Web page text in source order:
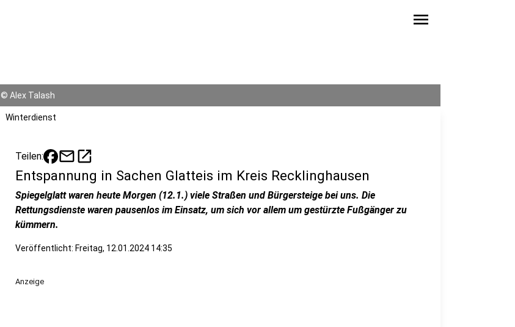
menu
© Alex Talash
Winterdienst
Teilen: mailopen_in_new
Entspannung in Sachen Glatteis im Kreis Recklinghausen
Spiegelglatt waren heute Morgen (12.1.) viele Straßen und Bürgersteige bei uns. Die
Rettungsdienste waren pausenlos im Einsatz, um sich vor allem um gestürzte Fußgänger zu
kümmern.
Veröffentlicht: Freitag, 12.01.2024 14:35
Anzeige